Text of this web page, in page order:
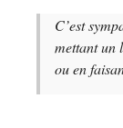
C’est
mettant un
ou en